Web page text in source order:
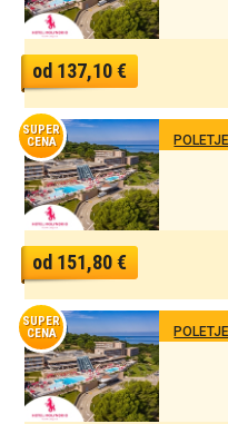
od 137,10 €
SUPER
CENA
od 151,80 €
SUPER
CENA